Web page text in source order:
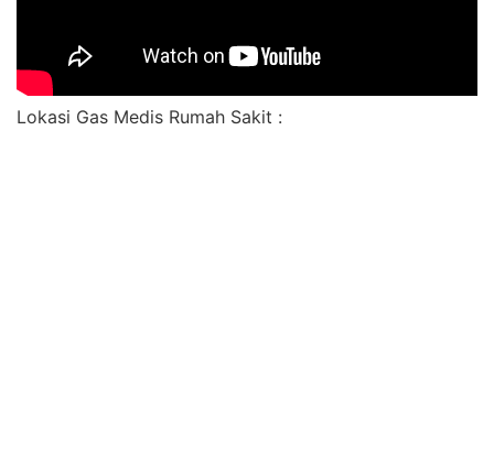
Lokasi Gas Medis Rumah Sakit :